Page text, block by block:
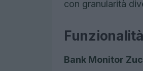
con granularità
Bank Monitor